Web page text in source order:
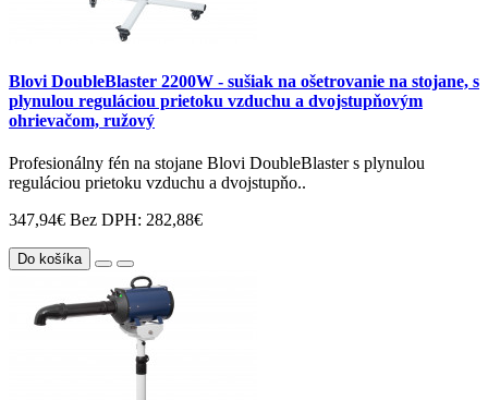
Blovi DoubleBlaster 2200W - sušiak na ošetrovanie na stojane, s
plynulou reguláciou prietoku vzduchu a dvojstupňovým
ohrievačom, ružový
Profesionálny fén na stojane Blovi DoubleBlaster s plynulou
reguláciou prietoku vzduchu a dvojstupňo..
347,94€ Bez DPH: 282,88€
Do košíka